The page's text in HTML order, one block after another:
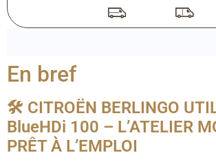
En bref
🛠️ CITROËN BERLINGO
BlueHDi 100 – L’ATELIER
PRÊT À L’EMPLOI